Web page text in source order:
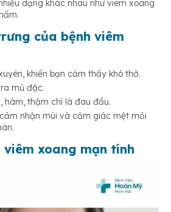
dạng khác nhau như viêm xoang
của bệnh viêm
khiến bạn cảm thấy khó thở.
mủ đặc.
hàm, thậm chí là đau đầu.
nhận mùi và cảm giác mệt mỏi
xoang mạn tính